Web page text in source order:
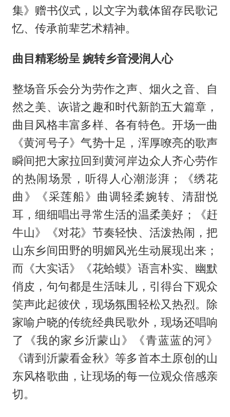
集》赠书仪式，以文字为载体留存民歌记
忆、传承前辈艺术精神。
曲目精彩纷呈 婉转乡音浸润人心
整场音乐会分为劳作之声、烟火之音、自
然之美、诙谐之趣和时代新韵五大篇章，
曲目风格丰富多样、各有特色。开场一曲
《黄河号子》气势十足，浑厚嘹亮的歌声
瞬间把大家拉回到黄河岸边众人齐心劳作
的热闹场景，听得人心潮澎湃；《绣花
曲》《采莲船》曲调轻柔婉转、清甜悦
耳，细细唱出寻常生活的温柔美好；《赶
牛山》《对花》节奏轻快、活泼热闹，把
山东乡间田野的明媚风光生动展现出来；
而《大实话》《花蛤蟆》语言朴实、幽默
俏皮，句句都是生活味儿，引得台下观众
笑声此起彼伏，现场氛围轻松又热烈。除
家喻户晓的传统经典民歌外，现场还唱响
了《我的家乡沂蒙山》《青蓝蓝的河》
《请到沂蒙看金秋》等多首本土原创的山
东风格歌曲，让现场的每一位观众倍感亲
切。